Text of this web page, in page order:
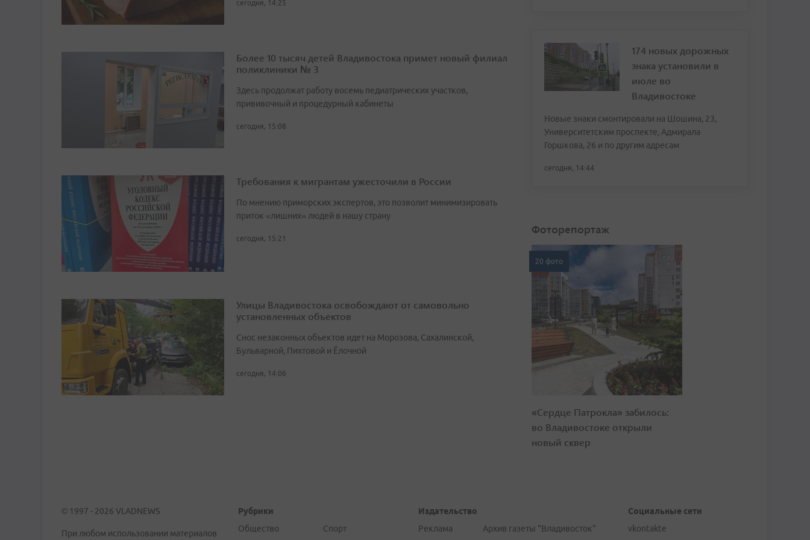
сегодня, 14:25
Более 10 тысяч детей Владивостока примет новый филиал
поликлиники № 3
Здесь продолжат работу восемь педиатрических участков,
прививочный и процедурный кабинеты
сегодня, 15:08
Требования к мигрантам ужесточили в России
По мнению приморских экспертов, это позволит минимизировать
приток «лишних» людей в нашу страну
сегодня, 15:21
Улицы Владивостока освобождают от самовольно
установленных объектов
Снос незаконных объектов идет на Морозова, Сахалинской,
Бульварной, Пихтовой и Ёлочной
сегодня, 14:06
174 новых дорожных
знака установили в
июле во
Владивостоке
Новые знаки смонтировали на Шошина, 23,
Университетским проспекте, Адмирала
Горшкова, 26 и по другим адресам
сегодня, 14:44
Фоторепортаж
20 фото
«Сердце Патрокла» забилось:
во Владивостоке открыли
новый сквер
© 1997 - 2026 VLADNEWS
При любом использовании материалов
Рубрики
Общество
Спорт
Издательство
Реклама
Архив газеты "Владивосток"
Социальные сети
vkontakte